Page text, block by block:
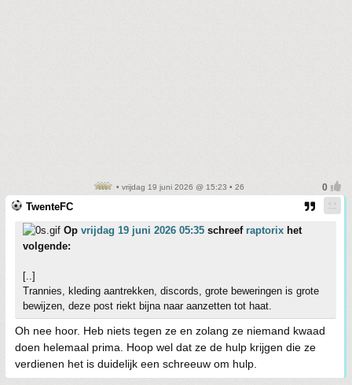
• vrijdag 19 juni 2026 @ 15:23 • 26
TwenteFC
Op vrijdag 19 juni 2026 05:35 schreef raptorix het
volgende:
[..]
Trannies, kleding aantrekken, discords, grote beweringen is grote
bewijzen, deze post riekt bijna naar aanzetten tot haat.
Oh nee hoor. Heb niets tegen ze en zolang ze niemand kwaad
doen helemaal prima. Hoop wel dat ze de hulp krijgen die ze
verdienen het is duidelijk een schreeuw om hulp.